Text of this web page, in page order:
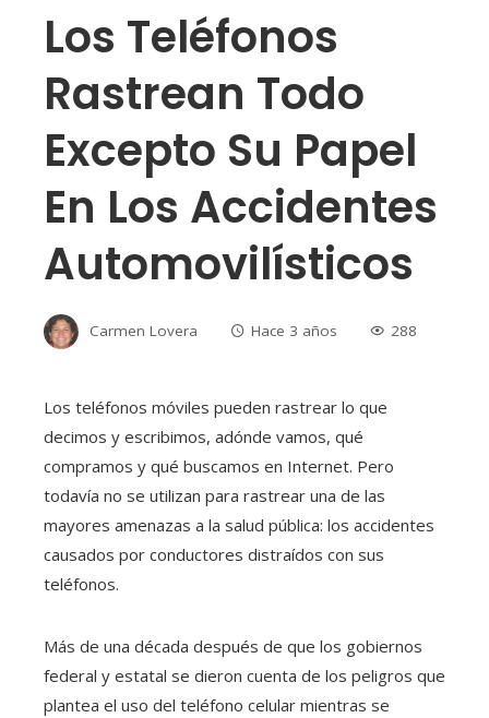
Los Teléfonos
Rastrean Todo
Excepto Su Papel
En Los Accidentes
Automovilísticos
Carmen Lovera Hace 3 años 288
Los teléfonos móviles pueden rastrear lo que
decimos y escribimos, adónde vamos, qué
compramos y qué buscamos en Internet. Pero
todavía no se utilizan para rastrear una de las
mayores amenazas a la salud pública: los accidentes
causados ​​por conductores distraídos con sus
teléfonos.
Más de una década después de que los gobiernos
federal y estatal se dieron cuenta de los peligros que
plantea el uso del teléfono celular mientras se